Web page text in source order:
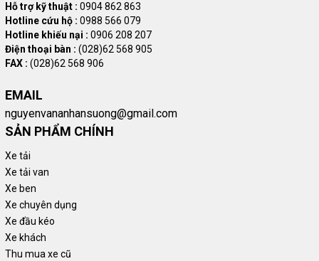
Hỗ trợ kỹ thuật : 0904 862 863
Hotline cứu hộ : 0988 566 079
Hotline khiếu nại : 0906 208 207
Điện thoại bàn : (028)62 568 905
FAX : (028)62 568 906
EMAIL
nguyenvananhansuong@gmail.com
SẢN PHẨM CHÍNH
Xe tải
Xe tải van
Xe ben
Xe chuyên dụng
Xe đầu kéo
Xe khách
Thu mua xe cũ